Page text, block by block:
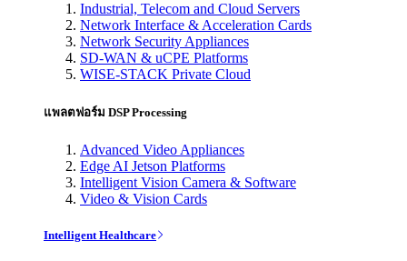
Industrial, Telecom and Cloud Servers
Network Interface & Acceleration Cards
Network Security Appliances
SD-WAN & uCPE Platforms
WISE-STACK Private Cloud
แพลตฟอร์ม DSP Processing
Advanced Video Appliances
Edge AI Jetson Platforms
Intelligent Vision Camera & Software
Video & Vision Cards
Intelligent Healthcare